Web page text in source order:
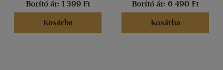
Borító ár: 1 399 Ft
Kosárba
Borító ár: 6 490 Ft
Kosárba